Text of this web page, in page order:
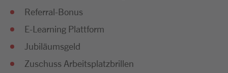
Referral-Bonus
E-Learning Plattform
Jubiläumsgeld
Zuschuss Arbeitsplatzbrillen